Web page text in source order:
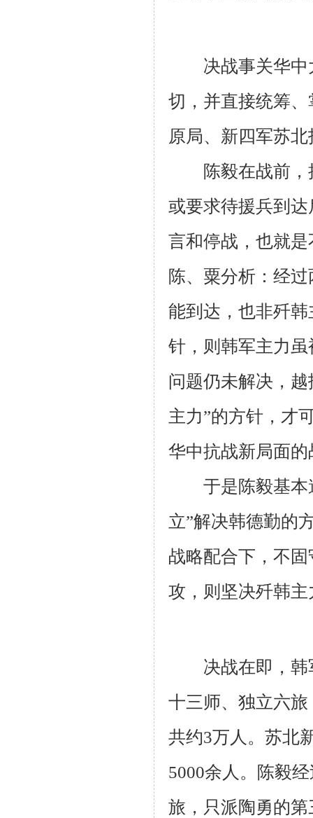
决战事关华中
切，并直接统筹
原局、新四军苏
陈毅在战前，
或要求待援兵到
言和停战，也就
陈、粟分析：经
能到达，也非歼
针，则韩军主力
问题仍未解决，
主力”的方针，才
华中抗战新局面
于是陈毅基本
立”解决韩德勤的
战略配合下，不
攻，则坚决歼韩主
决战在即，韩
十三师、独立六
共约3万人。苏北
5000余人。陈毅
旅，只派陶勇的